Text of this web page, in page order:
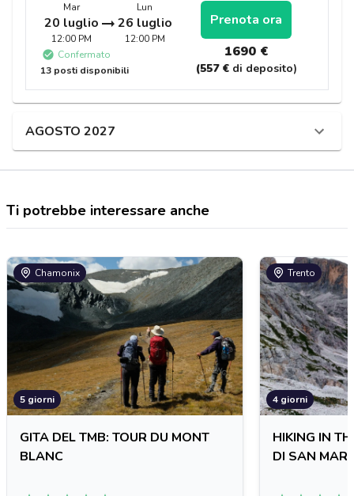
Mar
20 luglio
12:00 PM
Lun
26 luglio
12:00 PM
Confermato
13 posti disponibili
Prenota ora
1690 €
(557 €di deposito)
AGOSTO 2027
Ti potrebbe interessare anche
5 giorni
Chamonix
GITA DEL TMB: TOUR DU MONT
BLANC
4 giorni
Trento
HIKING IN
DI SAN